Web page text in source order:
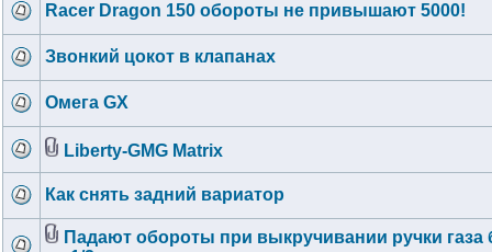
Racer Dragon 150 обороты не привышают 5000!
Звонкий цокот в клапанах
Омега GX
Liberty-GMG Matrix
Как снять задний вариатор
Падают обороты при выкручивании ручки газа